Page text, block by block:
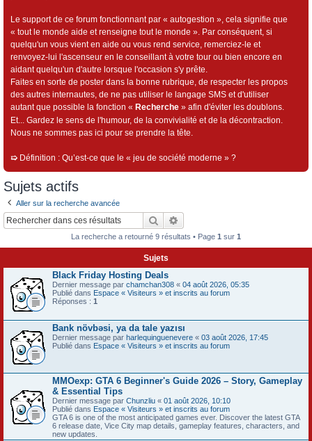
Le support de ce forum fonctionnant par « autogestion », cela signifie que
« tout le monde aide et renseigne tout le monde ». Par conséquent, si
quelqu'un vous vient en aide ou vous rend service, remerciez-le et
renvoyez-lui l'ascenseur en le conseillant à votre tour ou bien encore en
aidant quelqu'un d'autre lorsque l'occasion s'y prête.
Faites en sorte de poster dans la bonne rubrique, de respecter les propos
des autres internautes, de ne pas utiliser le langage SMS et d'utiliser
autant que possible la fonction « Recherche » afin d'éviter les doublons.
Et... Gardez le sens de l'humour, de la convivialité et de la décontraction.
Nous ne sommes pas ici pour se prendre la tête.
➯ Définition : Qu’est-ce que le « jeu de société moderne » ?
Sujets actifs
Aller sur la recherche avancée
Rechercher
La recherche a retourné 9 résultats • Page 1 sur 1
Sujets
Black Friday Hosting Deals
Dernier message par chamchan308 « 04 août 2026, 05:35
Publié dans Espace « Visiteurs » et inscrits au forum
Réponses : 1
Bank növbəsi, ya da tale yazısı
Dernier message par harlequinguenevere « 03 août 2026, 17:45
Publié dans Espace « Visiteurs » et inscrits au forum
MMOexp: GTA 6 Beginner's Guide 2026 – Story, Gameplay
& Essential Tips
Dernier message par Chunzliu « 01 août 2026, 10:10
Publié dans Espace « Visiteurs » et inscrits au forum
GTA 6 is one of the most anticipated games ever. Discover the latest GTA
6 release date, Vice City map details, gameplay features, characters, and
new updates.